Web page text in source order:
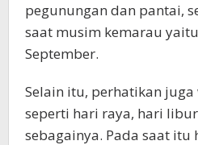
pegunungan dan pantai,
saat musim kemarau
September.
Selain itu, perhatikan
seperti hari raya, hari
sebagainya. Pada saat itu